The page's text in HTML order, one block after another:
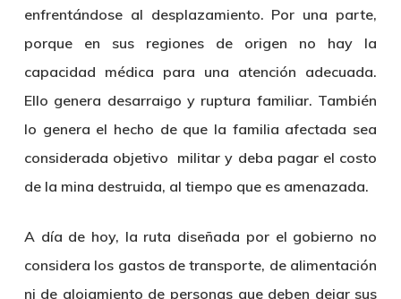
enfrentándose al desplazamiento. Por una parte,
porque en sus regiones de origen no hay la
capacidad médica para una atención adecuada.
Ello genera desarraigo y ruptura familiar. También
lo genera el hecho de que la familia afectada sea
considerada objetivo militar y deba pagar el costo
de la mina destruida, al tiempo que es amenazada.
A día de hoy, la ruta diseñada por el gobierno no
considera los gastos de transporte, de alimentación
ni de alojamiento de personas que deben dejar sus